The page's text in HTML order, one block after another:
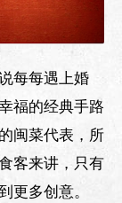
每每遇上婚
福的经典手路
闽菜代表，所
客来讲，只有
更多创意。